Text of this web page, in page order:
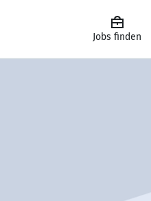
Jobs finden